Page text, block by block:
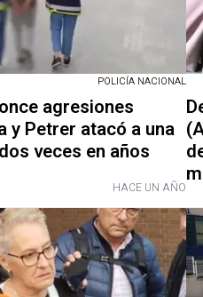
POLICÍA NACIONAL
agresiones
y Petrer atacó a una
veces en años
HACE UN AÑO